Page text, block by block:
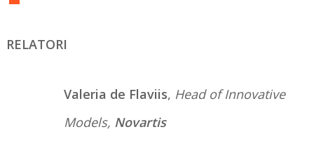
RELATORI
Valeria de Flaviis, Head of Innovative
Models, Novartis